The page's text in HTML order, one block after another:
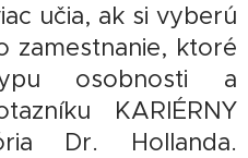
učia, ak si vyberú
zamestnanie, ktoré
osobnosti a
KARIÉRNY
Dr. Hollanda.